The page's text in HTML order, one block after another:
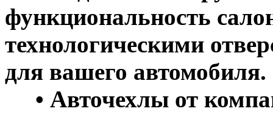
функциональность
технологическими
для вашего автомобиля.
• Авточехлы от